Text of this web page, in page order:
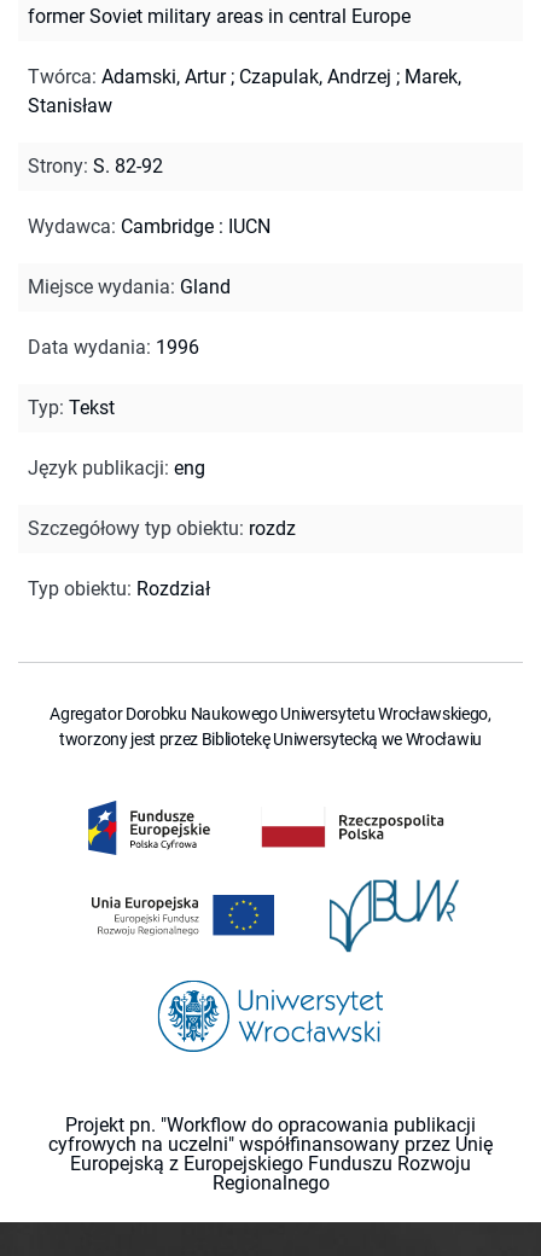
former Soviet military areas in central Europe
Twórca: Adamski, Artur; Czapulak, Andrzej ; Marek,
Stanisław
Strony: S. 82-92
Wydawca: Cambridge : IUCN
Miejsce wydania: Gland
Data wydania: 1996
Typ: Tekst
Język publikacji: eng
Szczegółowy typ obiektu: rozdz
Typ obiektu: Rozdział
Agregator Dorobku Naukowego Uniwersytetu Wrocławskiego,
tworzony jest przez Bibliotekę Uniwersytecką we Wrocławiu
Projekt pn. "Workflow do opracowania publikacji
cyfrowych na uczelni" współfinansowany przez Unię
Europejską z Europejskiego Funduszu Rozwoju
Regionalnego